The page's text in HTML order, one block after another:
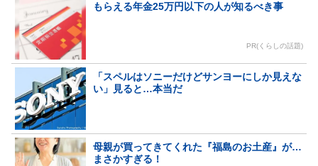
もらえる年金25万円以下の人が知るべき事
PR(くらしの話題)
「スペルはソニーだけどサンヨーにしか見えな
い」見ると…本当だ
母親が買ってきてくれた『福島のお土産』が…
まさかすぎる！